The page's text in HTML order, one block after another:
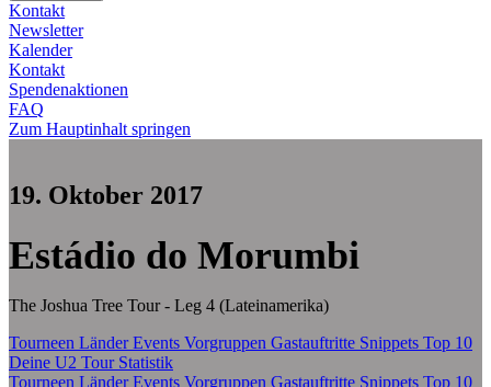
Kontakt
Newsletter
Kalender
Kontakt
Spendenaktionen
FAQ
Zum Hauptinhalt springen
19. Oktober 2017
Estádio do Morumbi
The Joshua Tree Tour - Leg 4 (Lateinamerika)
Tourneen LänderEvents Vorgruppen Gastauftritte Snippets Top 10
Deine U2 Tour Statistik
Tourneen LänderEvents Vorgruppen Gastauftritte Snippets Top 10